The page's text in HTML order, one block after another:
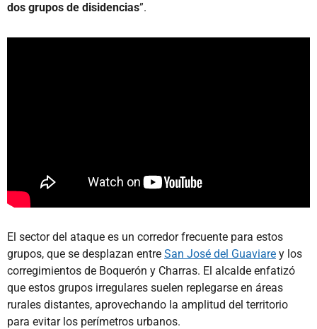
dos grupos de disidencias”.
El sector del ataque es un corredor frecuente para estos
grupos, que se desplazan entre San José del Guaviare y los
corregimientos de Boquerón y Charras. El alcalde enfatizó
que estos grupos irregulares suelen replegarse en áreas
rurales distantes, aprovechando la amplitud del territorio
para evitar los perímetros urbanos.